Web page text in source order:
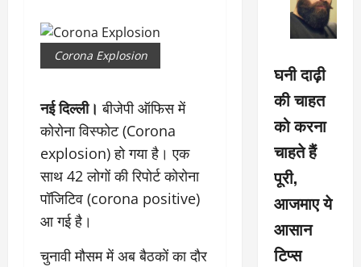
Corona Explosion
नई दिल्ली। बीजेपी ऑफिस में
कोरोना विस्फोट (Corona
explosion) हो गया है। एक
साथ 42 लोगों की रिपोर्ट कोरोना
पॉजिटिव (corona positive)
आ गई है।
चुनावी मौसम में अब बैठकों का दौर
घनी दाढ़ी
की चाहत
को करना
चाहते हैं
पूरी,
आजमाए ये
आसान
टिप्स